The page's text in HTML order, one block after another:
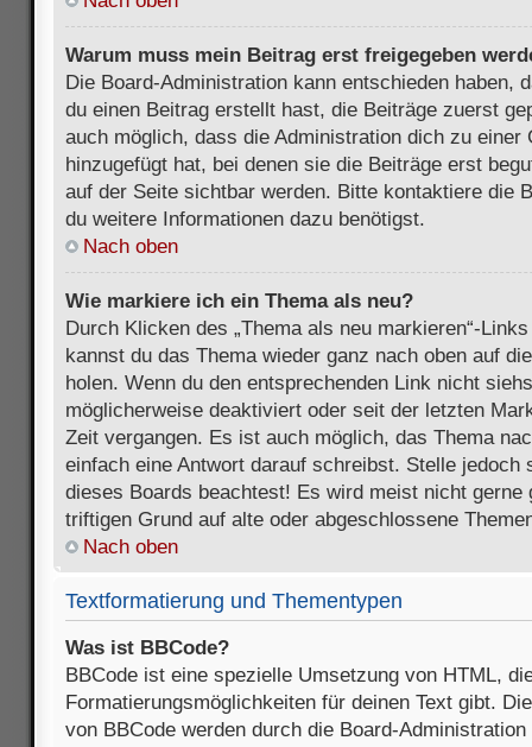
Warum muss mein Beitrag erst freigegeben
Die Board-Administration kann entschieden haben,
du einen Beitrag erstellt hast, die Beiträge zuerst
auch möglich, dass die Administration dich zu einer
hinzugefügt hat, bei denen sie die Beiträge erst
auf der Seite sichtbar werden. Bitte kontaktiere die
du weitere Informationen dazu benötigst.
Nach oben
Wie markiere ich ein Thema als neu?
Durch Klicken des „Thema als neu markieren“-
kannst du das Thema wieder ganz nach oben auf
holen. Wenn du den entsprechenden Link nicht
möglicherweise deaktiviert oder seit der letzten
Zeit vergangen. Es ist auch möglich, das Thema
einfach eine Antwort darauf schreibst. Stelle jedoch
dieses Boards beachtest! Es wird meist nicht gerne
triftigen Grund auf alte oder abgeschlossene
Nach oben
Textformatierung und Thementypen
Was ist BBCode?
BBCode ist eine spezielle Umsetzung von HTML,
Formatierungsmöglichkeiten für deinen Text gibt.
von BBCode werden durch die Board-